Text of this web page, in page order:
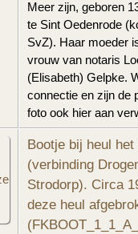
Meer zijn, geboren
te Sint Oedenrode
SvZ). Haar moeder
vrouw van notaris
(Elisabeth) Gelpke.
connectie en zijn de
foto ook hier aan
Bootje bij heul het
(verbinding
Strodorp). Circa
deze heul